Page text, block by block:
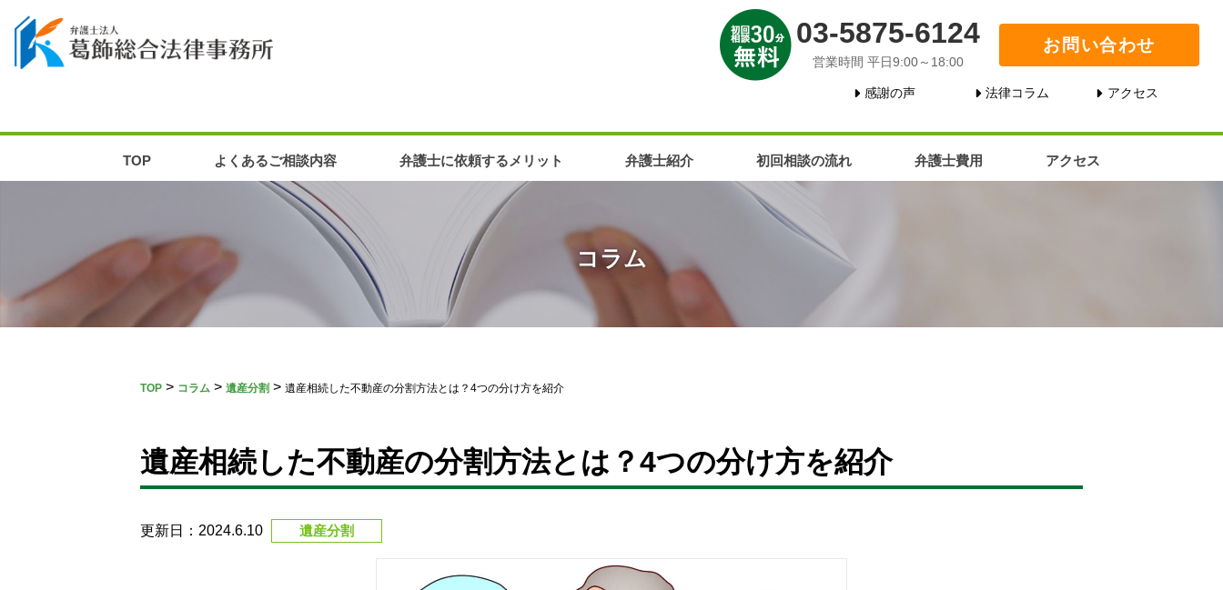
03-5875-6124
営業時間 平日9:00～18:00
お問い合わせ
感謝の声 法律コラム アクセス
TOP よくあるご相談内容 弁護士に依頼するメリット 弁護士紹介 初回相談の流れ 弁護士費用 アクセス
コラム
TOP > コラム > 遺産分割 > 遺産相続した不動産の分割方法とは？4つの分け方を紹介
遺産相続した不動産の分割方法とは？4つの分け方を紹介
更新日：2024.6.10 遺産分割